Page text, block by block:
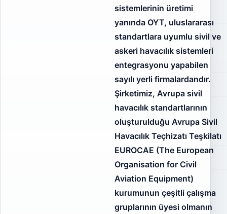
sistemlerinin üretimi
yanında OYT, uluslararası
standartlara uyumlu sivil ve
askeri havacılık sistemleri
entegrasyonu yapabilen
sayılı yerli firmalardandır.
Şirketimiz, Avrupa sivil
havacılık standartlarının
oluşturulduğu Avrupa Sivil
Havacılık Teçhizatı Teşkilatı
EUROCAE (The European
Organisation for Civil
Aviation Equipment)
kurumunun çeşitli çalışma
gruplarının üyesi olmanın